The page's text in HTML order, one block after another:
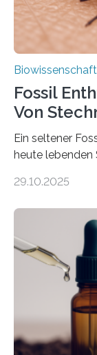
Fossil
Von
Ein seltener
heute lebenden
Forschende die
Region Kachin
Art einer neuen
nun den
fossile
stellt
Mückenlarve
29.10.2025